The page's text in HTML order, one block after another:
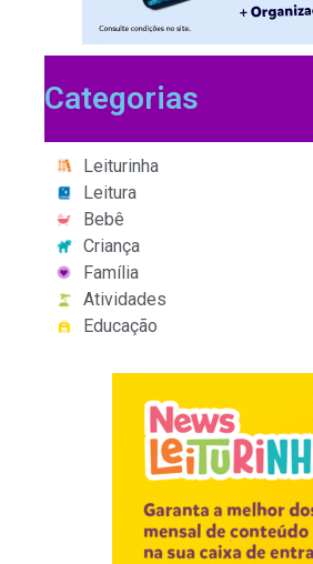
Categorias
Leiturinha
Leitura
Bebê
Criança
Família
Atividades
Educação